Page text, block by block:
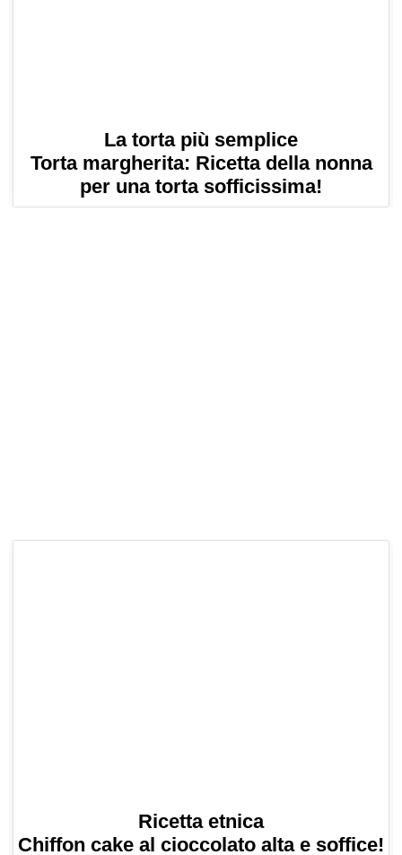
La torta più semplice
Torta margherita: Ricetta della nonna
per una torta sofficissima!
Ricetta etnica
Chiffon cake al cioccolato alta e soffice!